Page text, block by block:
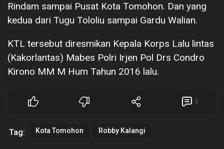
Rindam sampai Pusat Kota Tomohon. Dan yang
kedua dari Tugu Tololiu sampai Gardu Walian.
KTL tersebut diresmikan Kepala Korps Lalu lintas
(Kakorlantas) Mabes Polri Irjen Pol Drs Condro
Kirono MM M Hum Tahun 2016 lalu.
0
Tag: Kota Tomohon Robby Kalangi